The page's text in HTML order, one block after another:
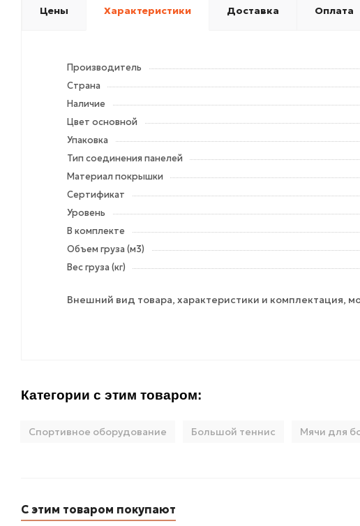
Цены Характеристики Доставка Оплата
Производитель
Страна
Наличие
Цвет основной
Упаковка
Тип соединения панелей
Материал покрышки
Сертификат
Уровень
В комплекте
Объем груза (м3)
Вес груза (кг)
Внешний вид товара, характеристики и комплектация,
Категории с этим товаром:
Спортивное оборудование Большой теннис Мячи для
С этим товаром покупают